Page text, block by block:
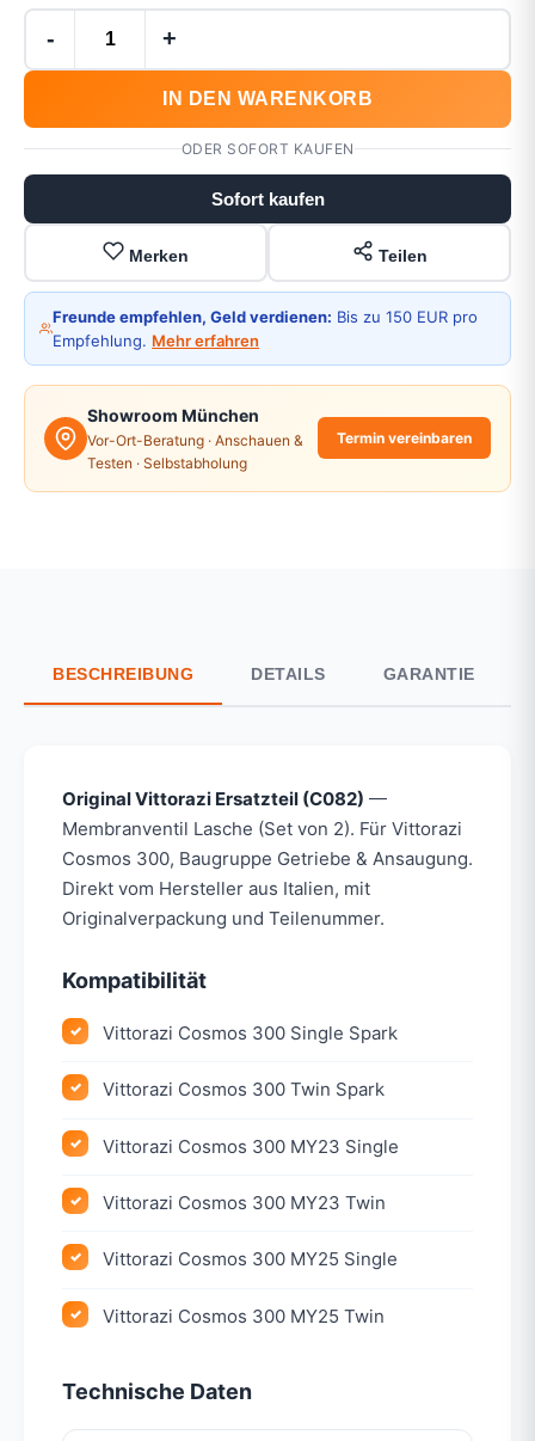
- +
IN DEN WARENKORB
ODER SOFORT KAUFEN
Sofort kaufen
Merken Teilen
Freunde empfehlen, Geld verdienen: Bis zu 150 EUR pro
Empfehlung. Mehr erfahren
Showroom München
Vor-Ort-Beratung · Anschauen &
Testen · Selbstabholung
Termin vereinbaren
BESCHREIBUNG DETAILS GARANTIE
Original Vittorazi Ersatzteil (C082) —
Membranventil Lasche (Set von 2). Für Vittorazi
Cosmos 300, Baugruppe Getriebe & Ansaugung.
Direkt vom Hersteller aus Italien, mit
Originalverpackung und Teilenummer.
Kompatibilität
Vittorazi Cosmos 300 Single Spark
Vittorazi Cosmos 300 Twin Spark
Vittorazi Cosmos 300 MY23 Single
Vittorazi Cosmos 300 MY23 Twin
Vittorazi Cosmos 300 MY25 Single
Vittorazi Cosmos 300 MY25 Twin
Technische Daten